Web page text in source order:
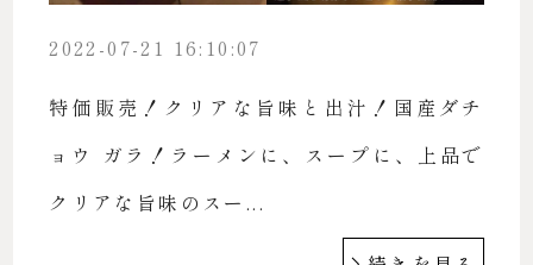
2022-07-21 16:10:07
特価販売！クリアな旨味と出汁！国産ダチ
ョウ ガラ！ ラーメンに、スープに、上品で
クリアな旨味のスー...